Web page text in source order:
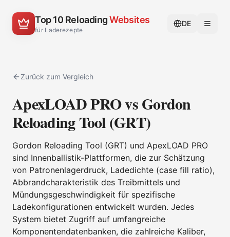
Top 10 ReloadingWebsites
für Laderezepte
DE
Zurück zum Vergleich
ApexLOAD PRO vs Gordon
Reloading Tool (GRT)
Gordon Reloading Tool (GRT) und ApexLOAD PRO
sind Innenballistik-Plattformen, die zur Schätzung
von Patronenlagerdruck, Ladedichte (case fill ratio),
Abbrandcharakteristik des Treibmittels und
Mündungsgeschwindigkeit für spezifische
Ladekonfigurationen entwickelt wurden. Jedes
System bietet Zugriff auf umfangreiche
Komponentendatenbanken, die zahlreiche Kaliber,